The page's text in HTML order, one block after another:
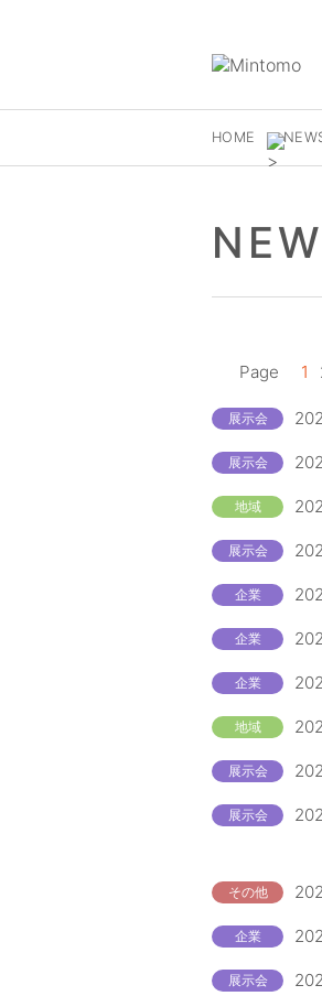
HOME
Page 1
展示会
展示会
地域
展示会
企業
企業
企業
地域
展示会
展示会
その他
企業
展示会